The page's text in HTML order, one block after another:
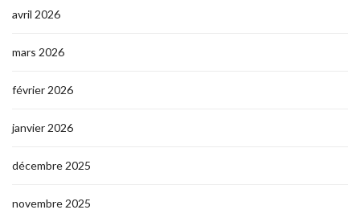
avril 2026
mars 2026
février 2026
janvier 2026
décembre 2025
novembre 2025